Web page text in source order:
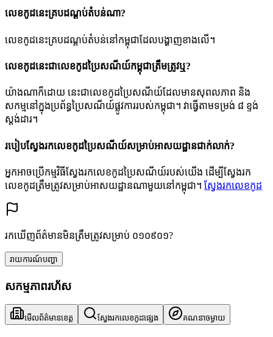
លេខកូដនេះគ្របដណ្តប់តំបន់ណា?
លេខកូដនេះគ្របដណ្តប់តំបន់នៅកម្ពុជាដែលបង្ហាញខាងលើ។
លេខកូដនេះជាលេខកូដប្រៃសណីយ៍កម្ពុជាត្រឹមត្រូវឬ?
យ៉ាងណាក៏ដោយ នេះជាលេខកូដប្រៃសណីយ៍ដែលមានសុពលភាព និង
សកម្មនៅក្នុងប្រព័ន្ធប្រៃសណីយ៍ផ្លូវការរបស់កម្ពុជា។ វាធ្វើតាមទម្រង់ ៨ ខ្ទង់
ស្តង់ដារ។
របៀបស្វែងរកលេខកូដប្រៃសណីយ៍សម្រាប់អាសយដ្ឋានជាក់លាក់?
អ្នកអាចប្រើកម្មវិធីស្វែងរកលេខកូដប្រៃសណីយ៍របស់យើង ដើម្បីស្វែងរក
លេខកូដត្រឹមត្រូវសម្រាប់អាសយដ្ឋានណាមួយនៅកម្ពុជា។ ស្វែងរកលេខកូដ
រកឃើញព័ត៌មានមិនត្រឹមត្រូវសម្រាប់ ០១០៩០១?
រាយការណ៍បញ្ហា
សកម្មភាពរហ័ស
មើលព័ត៌មានខេត្ត ស្វែងរកលេខកូដផ្សេង គណនាចម្ងាយ